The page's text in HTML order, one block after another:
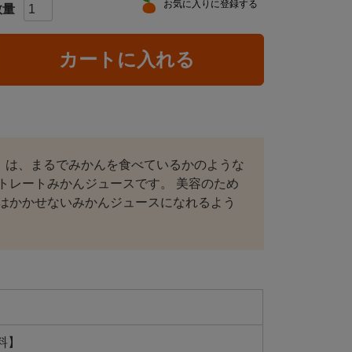
お気に入りに登録する
カートに入れる
、まるでみかんを食べているかのような
レートみかんジュースです。 美容のため
かかせないみかんジュースになれるよう